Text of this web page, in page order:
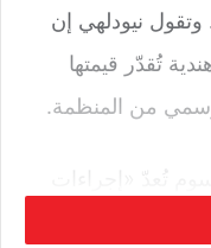
نيودلهي إن
تُقدّر قيمتها
الهند من